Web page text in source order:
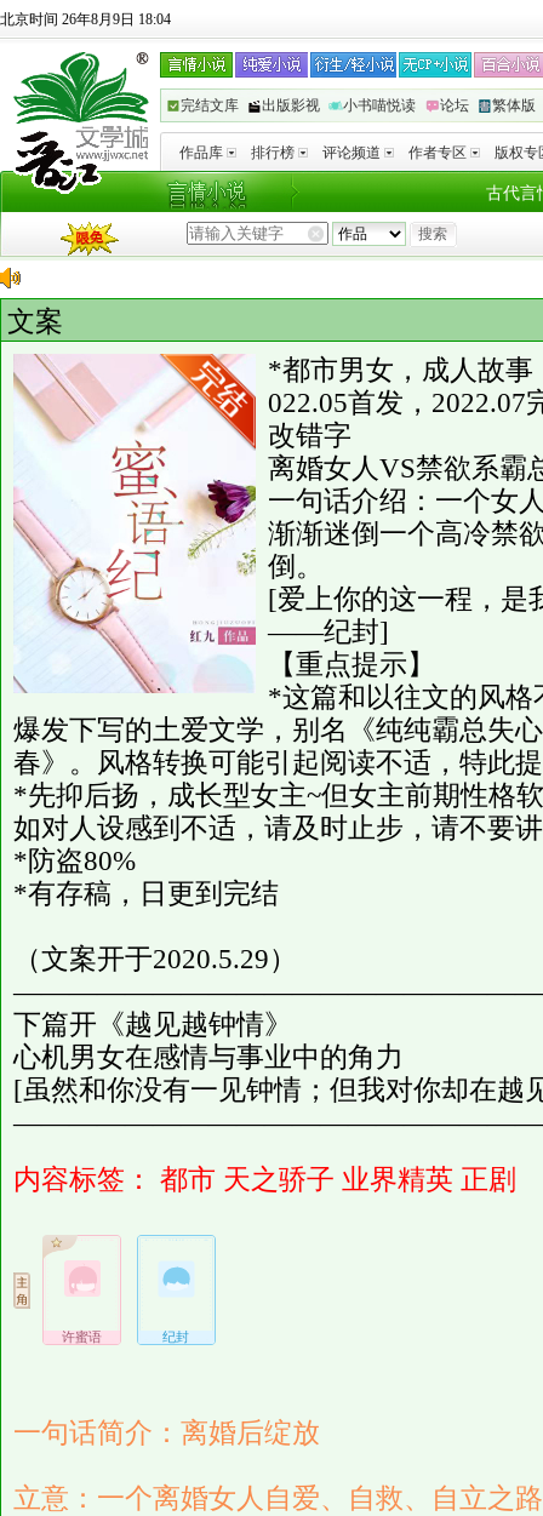
北京时间 26年8月9日 18:04
完结文库 出版影视 小书喵悦读 论坛 繁体版
作品库 排行榜 评论频道 作者专区 版权专
古代言
文案
*都市男女，成人故事
022.05首发，
改错字
离婚女人VS禁欲系霸
一句话介绍：一个女
渐渐迷倒一个高冷禁
倒。
[爱上你的这一程，是
——纪封]
【重点提示】
*这篇和以往文的风
爆发下写的土爱文学，别名《纯纯霸总失
春》。风格转换可能引起阅读不适，特此
*先抑后扬，成长型女主~但女主前期性格
如对人设感到不适，请及时止步，请不要
*防盗80%
*有存稿，日更到完结
（文案开于2020.5.29）
下篇开《越见越钟情》
心机男女在感情与事业中的角力
[虽然和你没有一见钟情；但我对你却在越
内容标签：
都市 天之骄子 业界精英 正剧
许蜜语 纪封
一句话简介：离婚后绽放
立意：一个离婚女人自爱、自救、自立之